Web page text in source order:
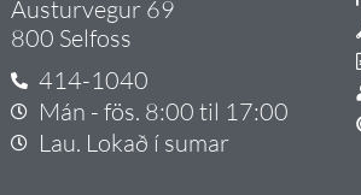
Austurvegur 69
800 Selfoss
414-1040
Mán - fös. 8:00 til 17:00
Lau. Lokað í sumar